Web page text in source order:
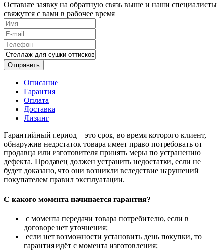
Оставьте заявку на обратную связь выше и наши специалисты
свяжутся с вами в рабочее время
Отправить
Описание
Гарантия
Оплата
Доставка
Лизинг
Гарантийный период – это срок, во время которого клиент,
обнаружив недостаток товара имеет право потребовать от
продавца или изготовителя принять меры по устранению
дефекта. Продавец должен устранить недостатки, если не
будет доказано, что они возникли вследствие нарушений
покупателем правил эксплуатации.
С какого момента начинается гарантия?
с момента передачи товара потребителю, если в
договоре нет уточнения;
если нет возможности установить день покупки, то
гарантия идёт с момента изготовления;